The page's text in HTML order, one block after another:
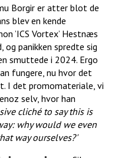
Borgir er atter blot de
blev en kende
’ICS Vortex’ Hestnæs
og panikken spredte sig
smuttede i 2024. Ergo
fungere, nu hvor det
I det promomateriale, vi
selv, hvor han
cliché to say this is
why would we even
way ourselves?'